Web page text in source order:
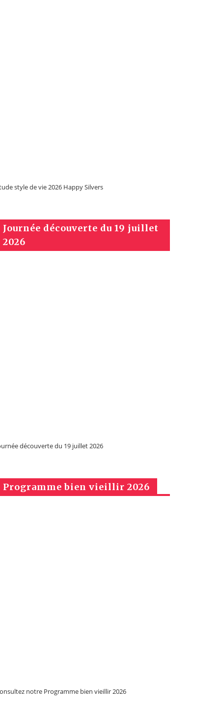
style de vie 2026 Happy Silvers
Journée découverte du 19 juillet
2026
découverte du 19 juillet 2026
Programme bien vieillir 2026
notre Programme bien vieillir 2026